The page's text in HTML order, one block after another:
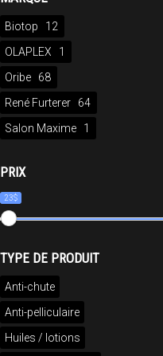
Biotop
12
OLAPLEX
1
Oribe
68
René Furterer
64
Salon Maxime
1
PRIX
23$
TYPE DE PRODUIT
Anti-chute
Anti-pelliculaire
Huiles / lotions